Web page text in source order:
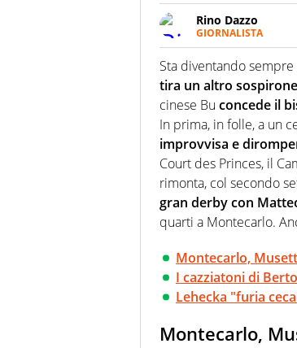
Rino Dazzo
GIORNALISTA
Se mai ci fosse
farebbe parte.
curve
Sta diventando
tira un altro
cinese Bu concede il
In prima, in folle, a un
improvvisa e
Court des Princes, il
rimonta, col secondo
gran derby con
quarti a Montecarlo.
Montecarlo,
I cazziatoni di
Lehecka "furia
Montecarlo,